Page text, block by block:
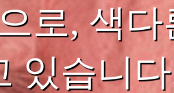
로, 색
있습니